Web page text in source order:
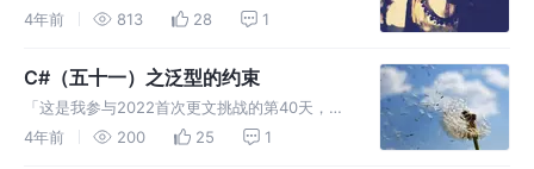
动详情查看：2022首次更文挑战」 WinForm程
闪屏的问题。 这样给用户的体验很不好。那么
我们应该如何解决这
4年前 813 28 1
C#（五十一）之泛型的约束
「这是我参与2022首次更文挑战的第40天，活
动详情查看：2022首次更文挑战」 类型约束 基
4年前 200 25 1